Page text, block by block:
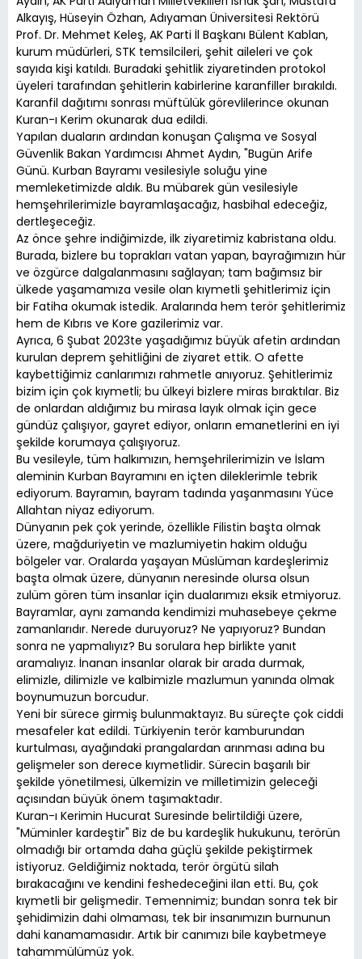
Alkayış, Hüseyin Özhan, Adıyaman Üniversitesi Rektörü
Prof. Dr. Mehmet Keleş, AK Parti İl Başkanı Bülent Kablan,
kurum müdürleri, STK temsilcileri, şehit aileleri ve çok
sayıda kişi katıldı. Buradaki şehitlik ziyaretinden protokol
üyeleri tarafından şehitlerin kabirlerine karanfiller bırakıldı.
Karanfil dağıtımı sonrası müftülük görevlilerince okunan
Kuran-ı Kerim okunarak dua edildi.
Yapılan duaların ardından konuşan Çalışma ve Sosyal
Güvenlik Bakan Yardımcısı Ahmet Aydın, "Bugün Arife
Günü. Kurban Bayramı vesilesiyle soluğu yine
memleketimizde aldık. Bu mübarek gün vesilesiyle
hemşehrilerimizle bayramlaşacağız, hasbihal edeceğiz,
dertleşeceğiz.
Az önce şehre indiğimizde, ilk ziyaretimiz kabristana oldu.
Burada, bizlere bu toprakları vatan yapan, bayrağımızın hür
ve özgürce dalgalanmasını sağlayan; tam bağımsız bir
ülkede yaşamamıza vesile olan kıymetli şehitlerimiz için
bir Fatiha okumak istedik. Aralarında hem terör şehitlerimiz
hem de Kıbrıs ve Kore gazilerimiz var.
Ayrıca, 6 Şubat 2023te yaşadığımız büyük afetin ardından
kurulan deprem şehitliğini de ziyaret ettik. O afette
kaybettiğimiz canlarımızı rahmetle anıyoruz. Şehitlerimiz
bizim için çok kıymetli; bu ülkeyi bizlere miras bıraktılar. Biz
de onlardan aldığımız bu mirasa layık olmak için gece
gündüz çalışıyor, gayret ediyor, onların emanetlerini en iyi
şekilde korumaya çalışıyoruz.
Bu vesileyle, tüm halkımızın, hemşehrilerimizin ve İslam
aleminin Kurban Bayramını en içten dileklerimle tebrik
ediyorum. Bayramın, bayram tadında yaşanmasını Yüce
Allahtan niyaz ediyorum.
Dünyanın pek çok yerinde, özellikle Filistin başta olmak
üzere, mağduriyetin ve mazlumiyetin hakim olduğu
bölgeler var. Oralarda yaşayan Müslüman kardeşlerimiz
başta olmak üzere, dünyanın neresinde olursa olsun
zulüm gören tüm insanlar için dualarımızı eksik etmiyoruz.
Bayramlar, aynı zamanda kendimizi muhasebeye çekme
zamanlarıdır. Nerede duruyoruz? Ne yapıyoruz? Bundan
sonra ne yapmalıyız? Bu sorulara hep birlikte yanıt
aramalıyız. İnanan insanlar olarak bir arada durmak,
elimizle, dilimizle ve kalbimizle mazlumun yanında olmak
boynumuzun borcudur.
Yeni bir sürece girmiş bulunmaktayız. Bu süreçte çok ciddi
mesafeler kat edildi. Türkiyenin terör kamburundan
kurtulması, ayağındaki prangalardan arınması adına bu
gelişmeler son derece kıymetlidir. Sürecin başarılı bir
şekilde yönetilmesi, ülkemizin ve milletimizin geleceği
açısından büyük önem taşımaktadır.
Kuran-ı Kerimin Hucurat Suresinde belirtildiği üzere,
"Müminler kardeştir" Biz de bu kardeşlik hukukunu, terörün
olmadığı bir ortamda daha güçlü şekilde pekiştirmek
istiyoruz. Geldiğimiz noktada, terör örgütü silah
bırakacağını ve kendini feshedeceğini ilan etti. Bu, çok
kıymetli bir gelişmedir. Temennimiz; bundan sonra tek bir
şehidimizin dahi olmaması, tek bir insanımızın burnunun
dahi kanamamasıdır. Artık bir canımızı bile kaybetmeye
tahammülümüz yok.